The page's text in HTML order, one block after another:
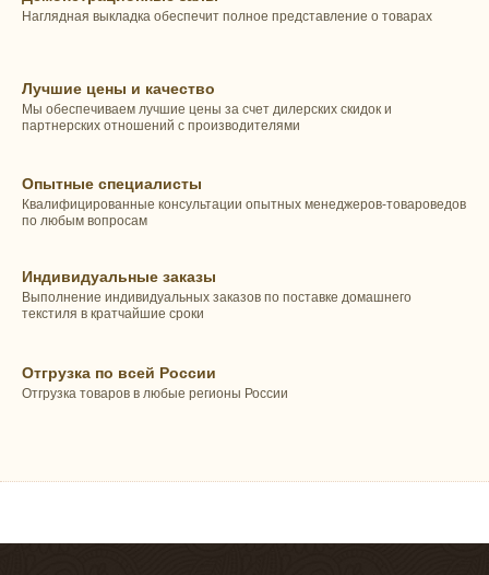
Наглядная выкладка обеспечит полное представление о товарах
Лучшие цены и качество
Мы обеспечиваем лучшие цены за счет дилерских скидок и
партнерских отношений с производителями
Опытные специалисты
Квалифицированные консультации опытных менеджеров-товароведов
по любым вопросам
Индивидуальные заказы
Выполнение индивидуальных заказов по поставке домашнего
текстиля в кратчайшие сроки
Отгрузка по всей России
Отгрузка товаров в любые регионы России